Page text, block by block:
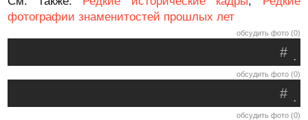
фотографии знаменитостей прошлых лет
обсудить фото (0)
.
#
обсудить фото (0)
.
#
обсудить фото (0)